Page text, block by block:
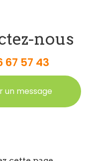
nous
67 57 43
un message